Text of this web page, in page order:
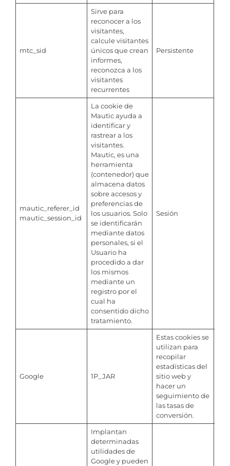
mtc_sid
Sirve para
reconocer a los
visitantes,
calcule visitantes
únicos que crean
informes,
reconozca a los
visitantes
recurrentes
Persistente
mautic_referer_id
mautic_session_id
La cookie de
Mautic ayuda a
identificar y
rastrear a los
visitantes.
Mautic, es una
herramienta
(contenedor) que
almacena datos
sobre accesos y
preferencias de
los usuarios. Solo
se identificarán
mediante datos
personales, si el
Usuario ha
procedido a dar
los mismos
mediante un
registro por el
cual ha
consentido dicho
tratamiento.
Sesión
Google 1P_JAR
Estas cookies se
utilizan para
recopilar
estadísticas del
sitio web y
hacer un
seguimiento de
las tasas de
conversión.
Implantan
determinadas
utilidades de
Google y pueden